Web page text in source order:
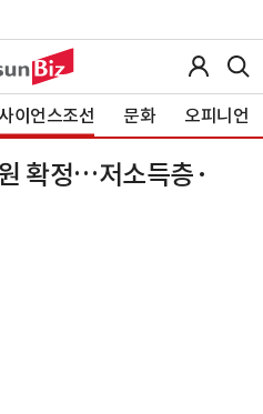
이언스조선 문화 오피니언
확정…저소득층·